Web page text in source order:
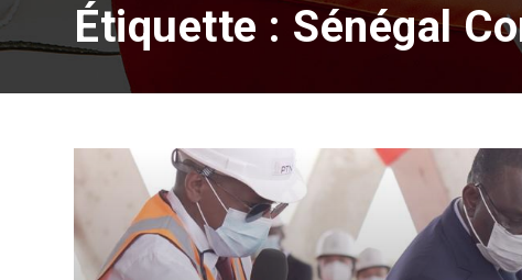
Étiquette : Sénégal